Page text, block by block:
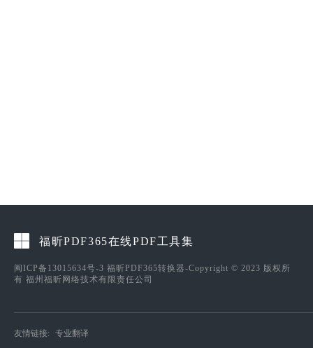
福昕PDF365在线PDF工具集
闽ICP备13015634号-3 福昕PDF365转换器-Copyright © 2023 版权所
有 福州福昕网络技术有限责任公司
友情链接: 专业翻译